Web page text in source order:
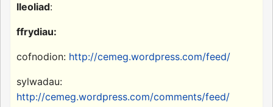
lleoliad:
ffrydiau:
cofnodion: http://cemeg.wordpress.com/feed/
sylwadau:
http://cemeg.wordpress.com/comments/feed/